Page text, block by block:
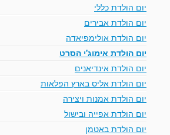
יום הולדת כללי
יום הולדת אבירים
יום הולדת אולימפיאדה
יום הולדת אימוג'י הסרט
יום הולדת אינדיאנים
יום הולדת אליס בארץ הפלאות
יום הולדת אמנות ויצירה
יום הולדת אפייה ובישול
יום הולדת באטמן